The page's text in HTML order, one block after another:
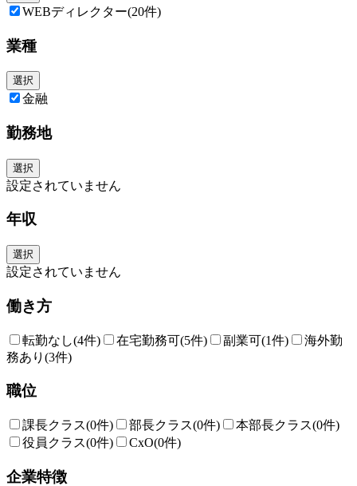
WEBディレクター(20件)
業種
選択
金融
勤務地
選択
設定されていません
年収
選択
設定されていません
働き方
転勤なし(4件) 在宅勤務可(5件) 副業可(1件)
海外勤
務あり (3件)
職位
課長クラス(0件) 部長クラス(0件) 本部長クラス(0件)
役員クラス(0件) CxO(0件)
企業特徴